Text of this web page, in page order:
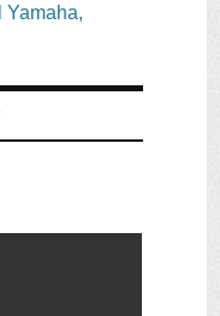
Yamaha,